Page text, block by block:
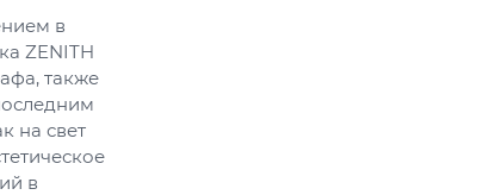
в
ZENITH
также
на свет
в